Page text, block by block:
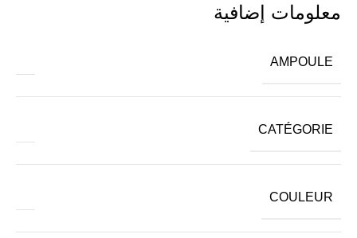
معلومات إضافية
AMPOULE
CATÉGORIE
COULEUR